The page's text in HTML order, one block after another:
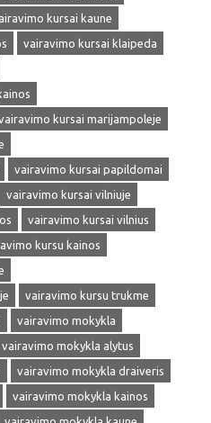
kursai kaune
vairavimo kursai klaipeda
kursai marijampoleje
vairavimo kursai papildomai
vairavimo kursai vilniuje
vairavimo kursai vilnius
kursu kainos
vairavimo kursu trukme
vairavimo mokykla
vairavimo mokykla alytus
vairavimo mokykla draiveris
vairavimo mokykla kainos